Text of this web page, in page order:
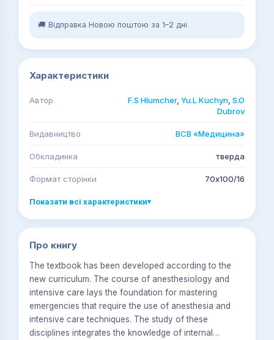
🚚 Відправка Новою поштою за 1–2 дні
Характеристики
Автор F.S Hlumcher, Yu.L Kuchyn S.O
Dubrov
Видавництво ВСВ «Медицина»
Обкладинка тверда
Формат сторінки 70х100/16
Показати всі характеристики▾
Про книгу
The textbook has been developed according to the
new curriculum. The course of anesthesiology and
intensive care lays the foundation for mastering
emergencies that require the use of anesthesia and
intensive care techniques. The study of these
disciplines integrates the knowledge of internal